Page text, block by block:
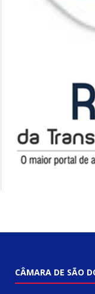
CÂMARA DE SÃO